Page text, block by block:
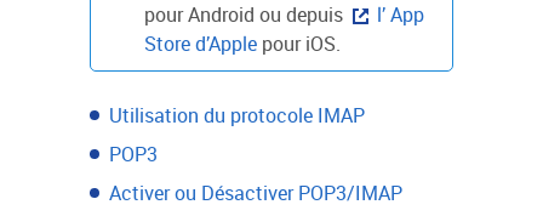
pour Android ou depuis
l’ App
Store d’Apple pour iOS.
Utilisation du protocole IMAP
POP3
Activer ou Désactiver POP3/IMAP